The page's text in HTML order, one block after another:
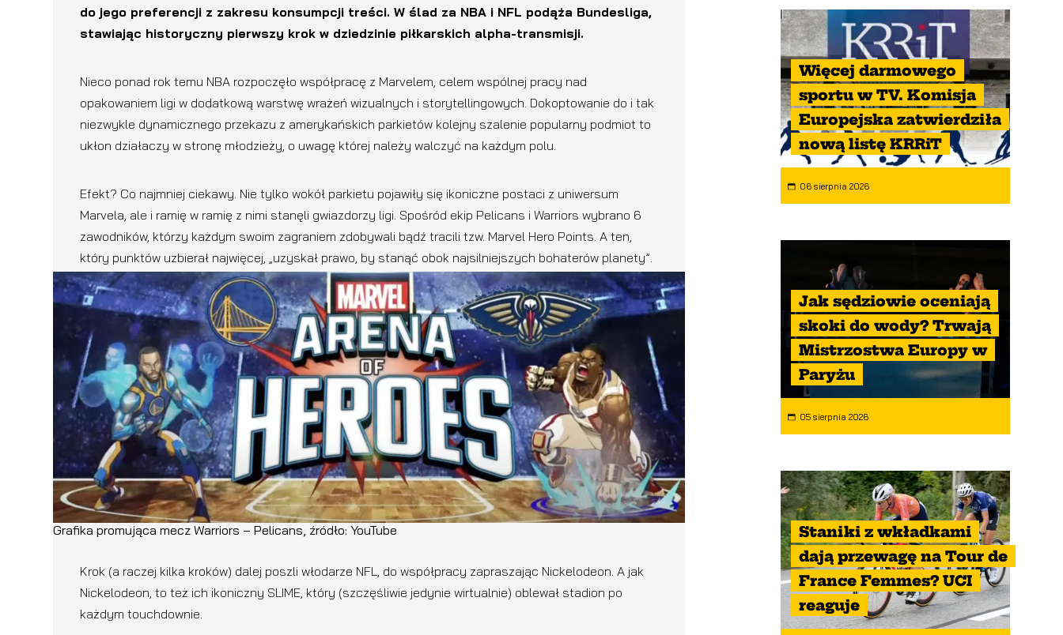
do jego preferencji z zakresu konsumpcji treści. W ślad za NBA i NFL podąża Bundesliga,
stawiając historyczny pierwszy krok w dziedzinie piłkarskich alpha-transmisji.
Nieco ponad rok temu NBA rozpoczęło współpracę z Marvelem, celem wspólnej pracy nad
opakowaniem ligi w dodatkową warstwę wrażeń wizualnych i storytellingowych. Dokoptowanie do i tak
niezwykle dynamicznego przekazu z amerykańskich parkietów kolejny szalenie popularny podmiot to
ukłon działaczy w stronę młodzieży, o uwagę której należy walczyć na każdym polu.
Efekt? Co najmniej ciekawy. Nie tylko wokół parkietu pojawiły się ikoniczne postaci z uniwersum
Marvela, ale i ramię w ramię z nimi stanęli gwiazdorzy ligi. Spośród ekip Pelicans i Warriors wybrano 6
zawodników, którzy każdym swoim zagraniem zdobywali bądź tracili tzw. Marvel Hero Points. A ten,
który punktów uzbierał najwięcej, „uzyskał prawo, by stanąć obok najsilniejszych bohaterów planety”.
Grafika promująca mecz Warriors – Pelicans, źródło: YouTube
Krok (a raczej kilka kroków) dalej poszli włodarze NFL, do współpracy zapraszając Nickelodeon. A jak
Nickelodeon, to też ich ikoniczny SLIME, który (szczęśliwie jedynie wirtualnie) oblewał stadion po
każdym touchdownie.
Więcej darmowego
sportu w TV. Komisja
Europejska zatwierdziła
nową listę KRRiT
06 sierpnia 2026
Jak sędziowie oceniają
skoki do wody? Trwają
Mistrzostwa Europy w
Paryżu
05 sierpnia 2026
Staniki z wkładkami
dają przewagę na Tour de
France Femmes? UCI
reaguje